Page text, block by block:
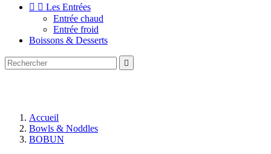
  Les Entrées
Entrée chaud
Entrée froid
Boissons & Desserts

Accueil
Bowls & Noddles
BOBUN